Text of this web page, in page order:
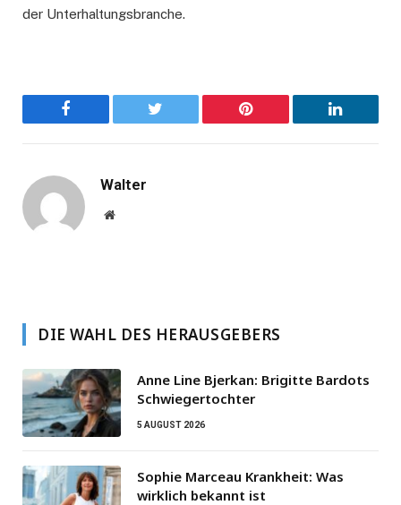
der Unterhaltungsbranche.
Facebook Twitter Pinterest LinkedIn
Walter
Website
DIE WAHL DES HERAUSGEBERS
Anne Line Bjerkan: Brigitte Bardots
Schwiegertochter
5 AUGUST 2026
Sophie Marceau Krankheit: Was
wirklich bekannt ist